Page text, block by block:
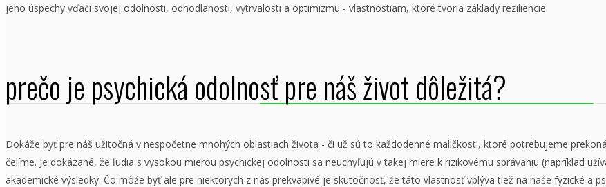
jeho úspechy vďačí svojej odolnosti, odhodlanosti, vytrvalosti a optimizmu - vlastnostiam, ktoré tvoria základy reziliencie.
prečo je psychická odolnosť pre náš život dôležitá?
Dokáže byť pre náš užitočná v nespočetne mnohých oblastiach života - či už sú to každodenné maličkosti, ktoré potrebujeme
čelíme. Je dokázané, že ľudia s vysokou mierou psychickej odolnosti sa neuchyľujú v takej miere k rizikovému správaniu (napríklad
akademické výsledky. Čo môže byť ale pre niektorých z nás prekvapivé je skutočnosť, že táto vlastnosť vplýva tiež na naše fyzické a